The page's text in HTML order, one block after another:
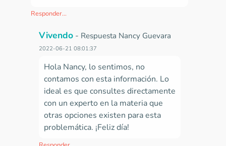
Responder...
Vivendo - Respuesta Nancy Guevara
2022-06-21 08:01:37
Hola Nancy, lo sentimos, no
contamos con esta información. Lo
ideal es que consultes directamente
con un experto en la materia que
otras opciones existen para esta
problemática. ¡Feliz día!